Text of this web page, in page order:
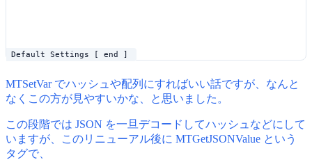
Default Settings [ end ]
MTSetVar でハッシュや配列にすればいい話ですが、なんと
なくこの方が見やすいかな、と思いました。
この段階では JSON を一旦デコードしてハッシュなどにして
いますが、このリニューアル後に MTGetJSONValue という
タグで、